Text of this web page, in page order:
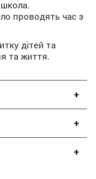
проводять час з
дітей та
та життя.